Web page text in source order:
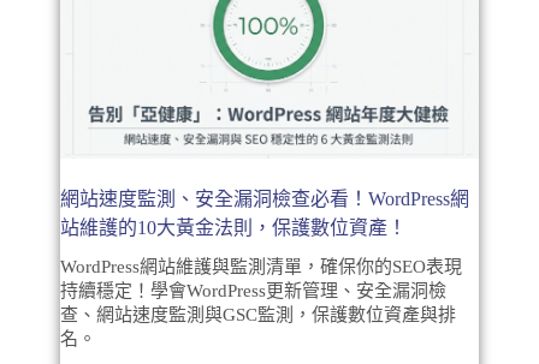
網站速度監測、安全漏洞檢查必看！WordPress網
站維護的10大黃金法則，保護數位資產！
WordPress網站維護與監測清單，確保你的SEO表現
持續穩定！學會WordPress更新管理、安全漏洞檢
查、網站速度監測與GSC監測，保護數位資產與排
名。